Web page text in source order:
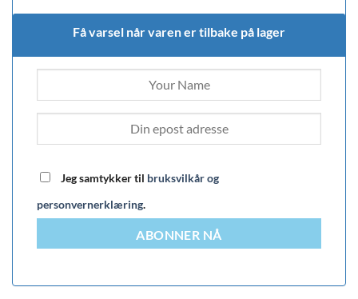
Få varsel når varen er tilbake på lager
Jeg samtykker til bruksvilkår og
personvernerklæring.
ABONNER NÅ